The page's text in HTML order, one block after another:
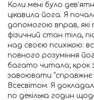
Коли мені було
цікавила йога. Я
допомогою вправ, які
фізичний стан тіла,
над своєю психікою:
повного розуміння
багато читала; крок
завоювати
Всесвітом. Я
по декілька годин